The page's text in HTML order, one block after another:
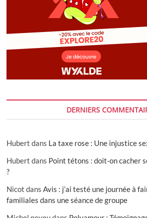
DERNIERS
Hubert dans La taxe rose : Une injustice
Hubert dans Point tétons : doit-on cacher
?
Nicot dansAvis : j’ai testé une journée à
familiales dans une séance de groupe